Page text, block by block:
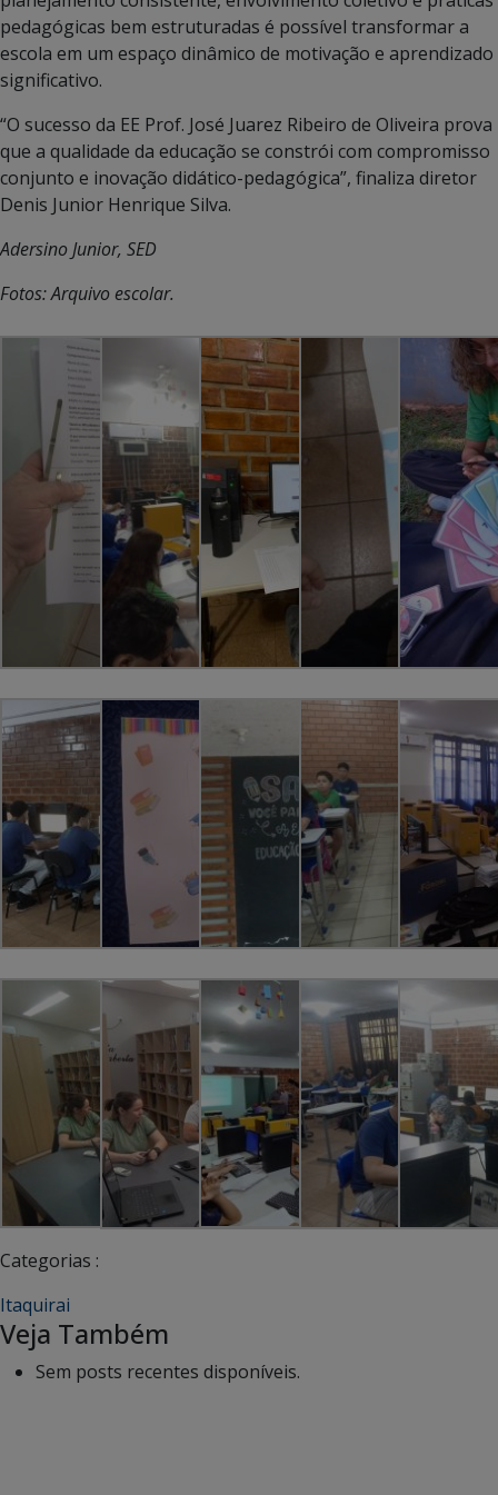
pedagógicas bem estruturadas é possível transformar a
escola em um espaço dinâmico de motivação e aprendizado
significativo.
“O sucesso da EE Prof. José Juarez Ribeiro de Oliveira prova
que a qualidade da educação se constrói com compromisso
conjunto e inovação didático-pedagógica”, finaliza diretor
Denis Junior Henrique Silva.
Adersino Junior, SED
Fotos: Arquivo escolar.
Categorias :
Itaquirai
Veja Também
Sem posts recentes disponíveis.